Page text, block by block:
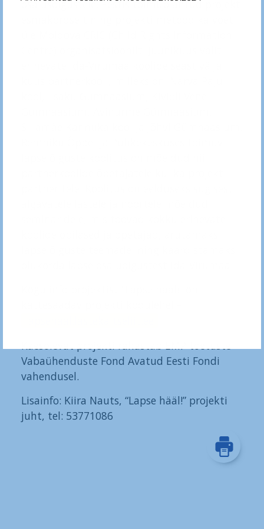
osalusõigustele. Eestis toimub antud projekt
Käesolevat projekti rahastab EMP toetuste
Vabaühenduste Fond Avatud Eesti Fondi
vahendusel.
Lisainfo: Kiira Nauts, “Lapse hääl!” projekti
juht, tel: 53771086